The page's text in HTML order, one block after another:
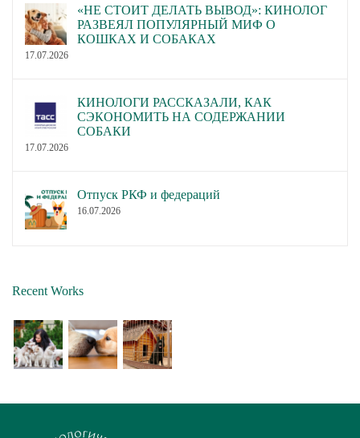
«НЕ СТОИТ ДЕЛАТЬ ВЫВОД»: КИНОЛОГ
РАЗВЕЯЛ ПОПУЛЯРНЫЙ МИФ О
КОШКАХ И СОБАКАХ
17.07.2026
КИНОЛОГИ РАССКАЗАЛИ, КАК
СЭКОНОМИТЬ НА СОДЕРЖАНИИ
СОБАКИ
17.07.2026
Отпуск РКФ и федераций
16.07.2026
Recent Works